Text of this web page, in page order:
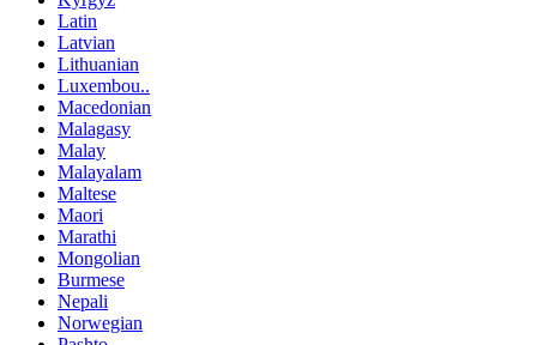
Latin
Latvian
Lithuanian
Luxembou..
Macedonian
Malagasy
Malay
Malayalam
Maltese
Maori
Marathi
Mongolian
Burmese
Nepali
Norwegian